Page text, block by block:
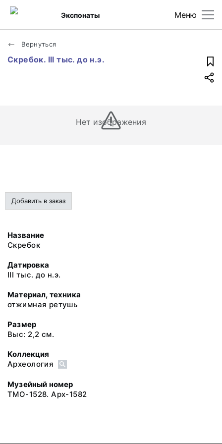
Меню
Экспонаты
Вернуться
Скребок. III тыс. до н.э.
Нет изображения
Добавить в заказ
Название
Скребок
Датировка
III тыс. до н.э.
Материал, техника
отжимная ретушь
Размер
Выс: 2,2 см.
Коллекция
Археология
Музейный номер
ТМО-1528. Арх-1582